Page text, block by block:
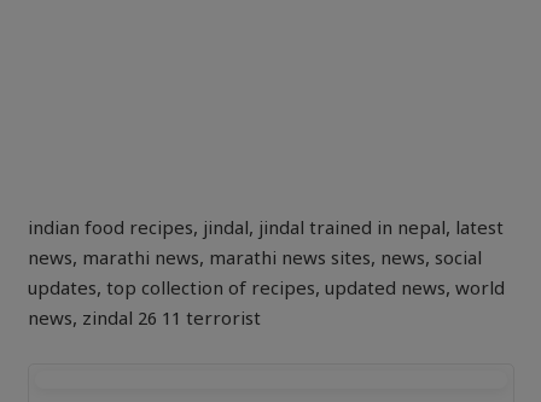
indian food recipes, jindal, jindal trained in nepal, latest
news, marathi news, marathi news sites, news, social
updates, top collection of recipes, updated news, world
news, zindal 26 11 terrorist